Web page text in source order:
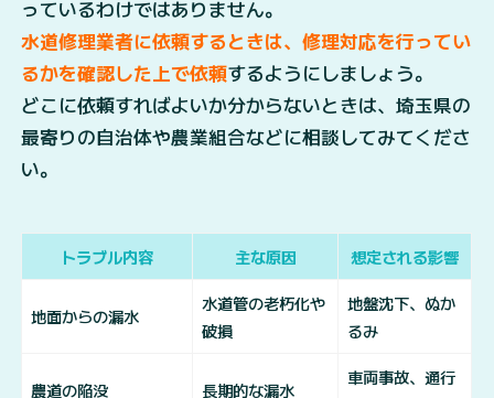
っているわけではありません。
水道修理業者に依頼するときは、修理対応を行ってい
るかを確認した上で依頼するようにしましょう。
どこに依頼すればよいか分からないときは、埼玉県の
最寄りの自治体や農業組合などに相談してみてくださ
い。
トラブル内容 主な原因 想定される影響
地面からの漏水
水道管の老朽化や
破損
地盤沈下、ぬか
るみ
農道の陥没 長期的な漏水
車両事故、通行